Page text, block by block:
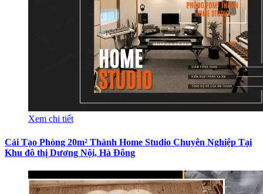
Xem chi tiết
Cải Tạo Phòng 20m² Thành Home Studio Chuyên Nghiệp Tại
Khu đô thị Dương Nội, Hà Đông